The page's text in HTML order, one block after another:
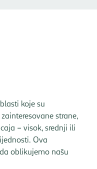
koje su
strane,
– visok, srednji ili
Ova
oblikujemo našu